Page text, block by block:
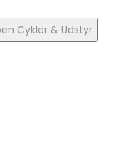
Cykler & Udstyr